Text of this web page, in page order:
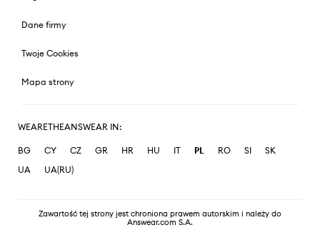
Dane firmy
Twoje Cookies
Mapa strony
WEARETHEANSWEAR IN:
BG CY CZ GR HR HU IT PL RO SI
SK
UA
UA(RU)
Zawartość tej strony jest chroniona prawem autorskim i należy do
Answear.com S.A.